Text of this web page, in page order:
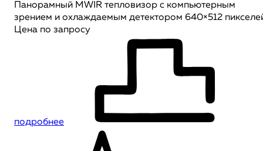
Панорамный MWIR тепловизор с компьютерным
зрением и охлаждаемым детектором 640×512
Цена по запросу
подробнее